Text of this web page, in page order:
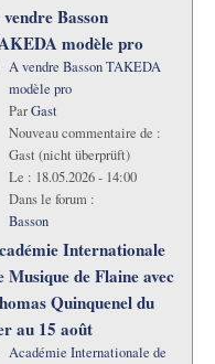
Basson
modèle pro
A vendre Basson TAKEDA
modèle pro
ParGast
Nouveau commentaire de :
Gast (nicht überprüft)
Le : 18.05.2026 - 14:00
Dans le forum :
Basson
Internationale
Musique de Flaine avec
Quinquenel du
au 15 août
Académie Internationale de